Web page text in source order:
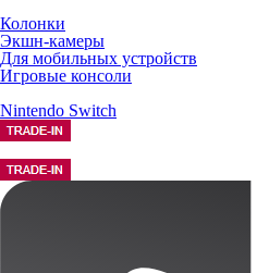
Колонки
Экшн-камеры
Для мобильных устройств
Игровые консоли
Nintendo Switch